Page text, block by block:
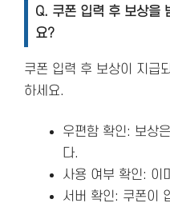
Q. 쿠폰 입력 후 보상을
요?
쿠폰 입력 후 보상이 지급
하세요.
우편함 확인: 보상
다.
사용 여부 확인: 이
서버 확인: 쿠폰이